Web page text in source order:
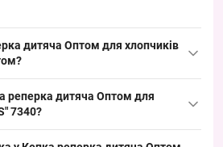
дитяча Оптом для хлопчиків
Одеси 7КМ; це ходовий дитячий
точках та на ринках.
реперка дитяча Оптом для
7340?